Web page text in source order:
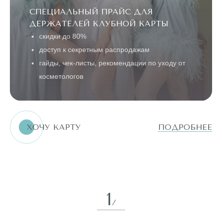
СПЕЦИАЛЬНЫЙ ПРАЙС ДЛЯ
ДЕРЖАТЕЛЕЙ КЛУБНОЙ КАРТЫ
скидки до 80%
доступ к секретным распродажам
гайды, чек-листы, рекомендации по уходу от
косметологов
ХОЧУ КАРТУ ПОДРОБНЕЕ
1 /